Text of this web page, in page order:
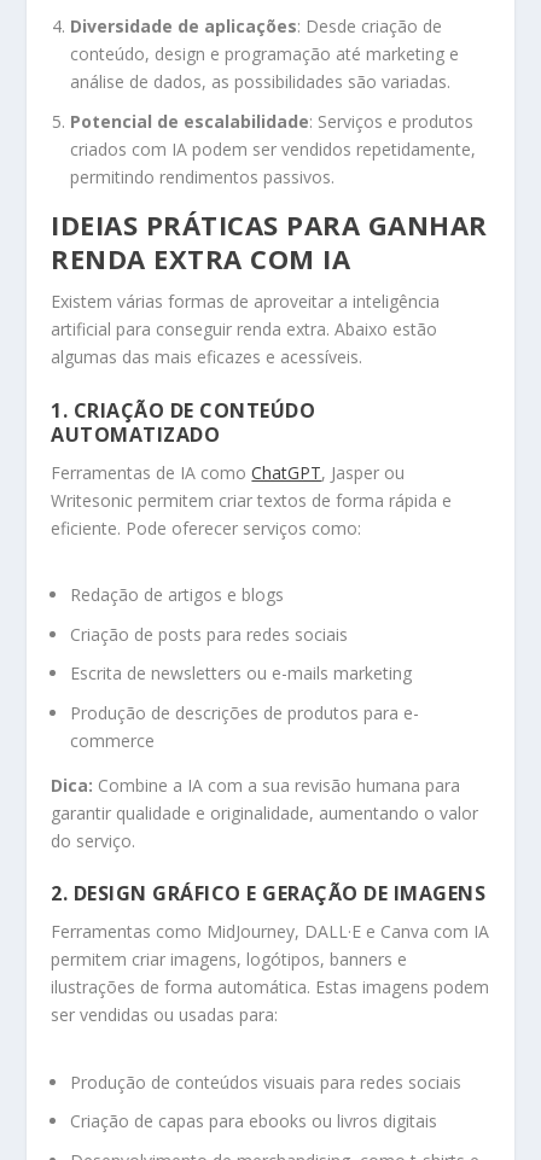
Diversidade de aplicações: Desde criação de
conteúdo, design e programação até marketing e
análise de dados, as possibilidades são variadas.
Potencial de escalabilidade: Serviços e produtos
criados com IA podem ser vendidos repetidamente,
permitindo rendimentos passivos.
IDEIAS PRÁTICAS PARA GANHAR
RENDA EXTRA COM IA
Existem várias formas de aproveitar a inteligência
artificial para conseguir renda extra. Abaixo estão
algumas das mais eficazes e acessíveis.
1. CRIAÇÃO DE CONTEÚDO
AUTOMATIZADO
Ferramentas de IA comoChatGPT, Jasper ou
Writesonic permitem criar textos de forma rápida e
eficiente. Pode oferecer serviços como:
Redação de artigos e blogs
Criação de posts para redes sociais
Escrita de newsletters ou e-mails marketing
Produção de descrições de produtos para e-
commerce
Dica: Combine a IA com a sua revisão humana para
garantir qualidade e originalidade, aumentando o valor
do serviço.
2. DESIGN GRÁFICO E GERAÇÃO DE IMAGENS
Ferramentas como MidJourney, DALL·E e Canva com IA
permitem criar imagens, logótipos, banners e
ilustrações de forma automática. Estas imagens podem
ser vendidas ou usadas para:
Produção de conteúdos visuais para redes sociais
Criação de capas para ebooks ou livros digitais